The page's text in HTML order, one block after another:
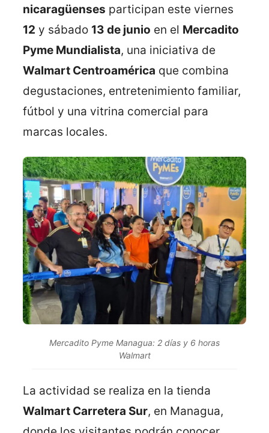
nicaragüenses participan este viernes
12 y sábado 13 de junio en el Mercadito
Pyme Mundialista, una iniciativa de
Walmart Centroamérica que combina
degustaciones, entretenimiento familiar,
fútbol y una vitrina comercial para
marcas locales.
Mercadito Pyme Managua: 2 días y 6 horas
Walmart
La actividad se realiza en la tienda
Walmart Carretera Sur, en Managua,